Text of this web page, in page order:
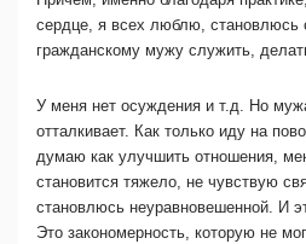
сердце, я всех люблю, становлюсь
гражданскому мужу служить,
У меня нет осуждения и т.д. Но
отталкивает. Как только иду на
думаю как улучшить отношения,
становится тяжело, не чувствую
становлюсь неуравновешенной. И
Это закономерность, которую не